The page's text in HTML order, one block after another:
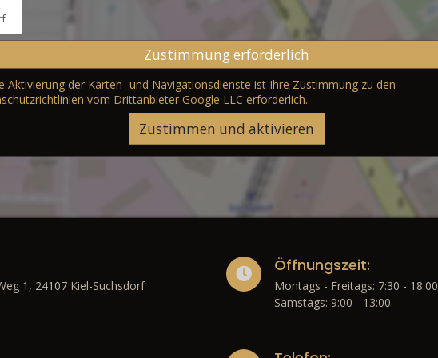
Zustimmung erforderlich
Aktivierung der Karten- und Navigationsdienste ist Ihre Zustimmung zu den
vom Drittanbieter Google LLC erforderlich.
Zustimmen und aktivieren
1, 24107 Kiel-Suchsdorf
Öffnungszeit:
Montags - Freitags: 7:30 - 18:00
Samstags: 9:00 - 13:00